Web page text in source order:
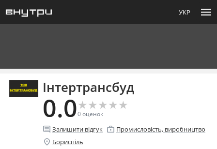
УКР menu
Інтертрансбуд
0.0★
★★
★★
★★
★★
★
0оценок
comment Залишити відгук enterprise Промисловість, виробництво
location_on Бориспіль